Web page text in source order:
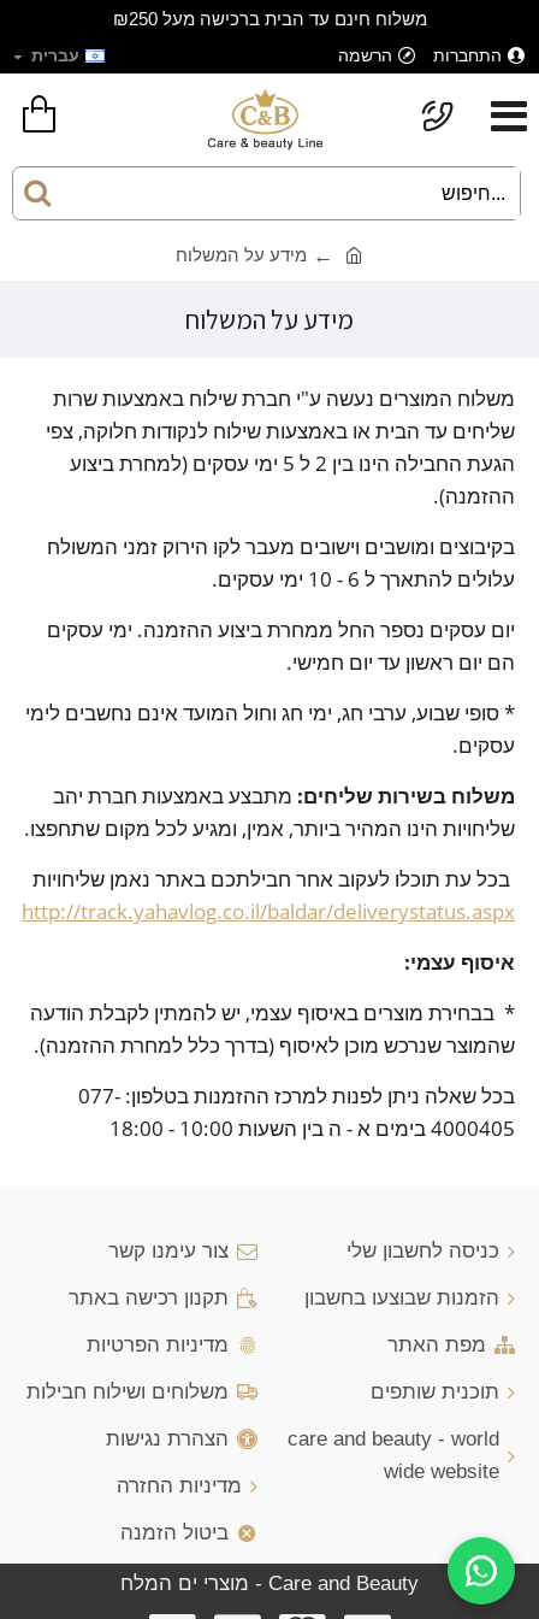
משלוח חינם עד הבית ברכישה מעל ₪250
התחברות הרשמה עברית
מידע על המשלוח
מידע על המשלוח
משלוח המוצרים נעשה ע"י חברת שילוח באמצעות שרות
שליחים עד הבית או באמצעות שילוח לנקודות חלוקה, צפי
הגעת החבילה הינו בין 2 ל 5 ימי עסקים (למחרת ביצוע
ההזמנה).
בקיבוצים ומושבים וישובים מעבר לקו הירוק זמני המשולח
עלולים להתארך ל 6 - 10 ימי עסקים.
יום עסקים נספר החל ממחרת ביצוע ההזמנה. ימי עסקים
הם יום ראשון עד יום חמישי.
* סופי שבוע, ערבי חג, ימי חג וחול המועד אינם נחשבים לימי
עסקים.
משלוח בשירות שליחים: מתבצע באמצעות חברת יהב
שליחויות הינו המהיר ביותר, אמין, ומגיע לכל מקום שתחפצו.
בכל עת תוכלו לעקוב אחר חבילתכם באתר נאמן שליחויות
http://track.yahavlog.co.il/baldar/deliverystatus.aspx
איסוף עצמי:
* בבחירת מוצרים באיסוף עצמי, יש להמתין לקבלת הודעה
שהמוצר שנרכש מוכן לאיסוף (בדרך כלל למחרת ההזמנה).
בכל שאלה ניתן לפנות למרכז ההזמנות בטלפון: 077-
4000405 בימים א - ה בין השעות 10:00 - 18:00
כניסה לחשבון שלי
הזמנות שבוצעו בחשבון
מפת האתר
תוכנית שותפים
care and beauty - world
wide website
צור עימנו קשר
תקנון רכישה באתר
מדיניות הפרטיות
משלוחים ושילוח חבילות
הצהרת נגישות
מדיניות החזרה
ביטול הזמנה
Care and Beauty - מוצרי ים המלח